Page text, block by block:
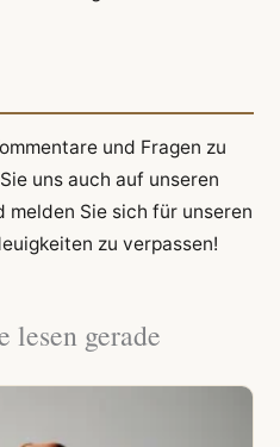
und Fragen zu
uns auch auf unseren
Sie sich für unseren
zu verpassen!
lesen gerade